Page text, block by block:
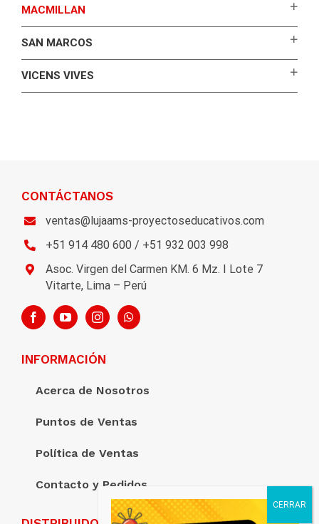
MACMILLAN
SAN MARCOS
VICENS VIVES
CONTÁCTANOS
ventas@lujaams-proyectoseducativos.com
+51 914 480 600 / +51 932 003 998
Asoc. Virgen del Carmen KM. 6 Mz. I Lote 7
Vitarte, Lima – Perú
INFORMACIÓN
Acerca de Nosotros
Puntos de Ventas
Política de Ventas
Contacto y Pedidos